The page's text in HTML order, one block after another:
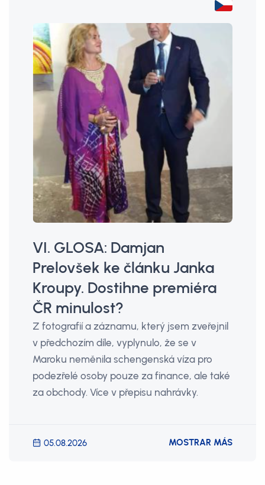
VI. GLOSA: Damjan
Prelovšek ke článku Janka
Kroupy. Dostihne premiéra
ČR minulost?
Z fotografií a záznamu, který jsem zveřejnil
v předchozím díle, vyplynulo, že se v
Maroku neměnila schengenská víza pro
podezřelé osoby pouze za finance, ale také
za obchody. Více v přepisu nahrávky.
05.08.2026 MOSTRAR MÁS